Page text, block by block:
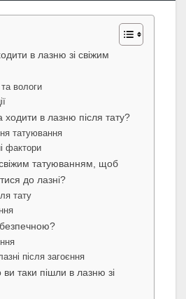
в лазню зі свіжим
вологи
ходити в лазню після тату?
татуювання
фактори
татуюванням, щоб
до лазні?
тату
після загоєння
таки пішли в лазню зі